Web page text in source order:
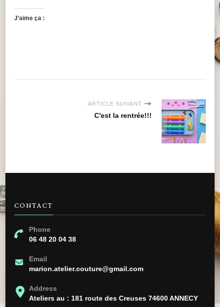
J’aime ça :
ARTICLE SUIVANT
C'est la rentrée!!!
CONTACT
Phone
06 48 20 04 38
Email
marion.atelier.couture@gmail.com
Address
Ateliers au : 181 route des Creuses 74600 ANNECY